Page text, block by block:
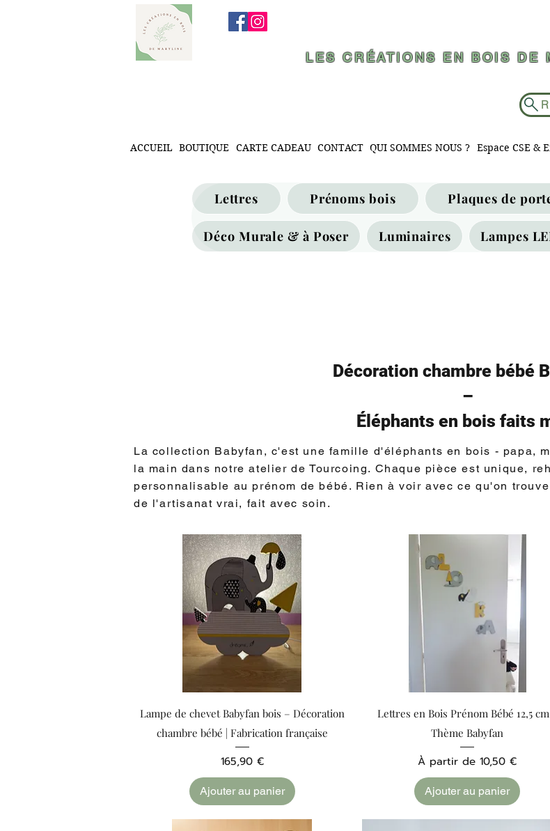
LES CRÉATIONS EN BOIS DE
ACCUEIL BOUTIQUE CARTE CADEAU CONTACT QUI SOMMES NOUS ? Espace CSE &
Lettres Prénoms bois Plaques de
Déco Murale & à Poser Luminaires Lampes
Décoration chambre bébé
–
Éléphants en bois faits
La collection Babyfan, c'est une famille d'éléphants en bois - papa,
la main dans notre atelier de Tourcoing. Chaque pièce est unique,
personnalisable au prénom de bébé. Rien à voir avec ce qu'on
de l'artisanat vrai, fait avec soin.
Aperçu rapide
Lampe de chevet Babyfan bois – Décoration
chambre bébé | Fabrication française
Prix
165,90 €
Ajouter au panier
Aperçu rapide
Lettres en Bois Prénom Bébé 12,5
Thème Babyfan
À partir de10,50 €
Prix promotionnel
Ajouter au panier